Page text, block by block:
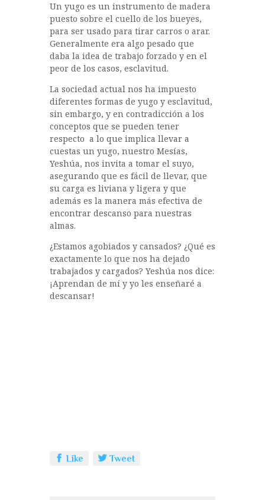
e
b
o
o
k
te
r
s
A
p
m
p
a
rt
ir
Un yugo es un instrumento de madera
puesto sobre el cuello de los bueyes,
para ser usado para tirar carros o arar.
Generalmente era algo pesado que
daba la idea de trabajo forzado y en el
peor de los casos, esclavitud.
La sociedad actual nos ha impuesto
diferentes formas de yugo y esclavitud,
sin embargo, y en contradicción a los
conceptos que se pueden tener
respecto a lo que implica llevar a
cuestas un yugo, nuestro Mesías,
Yeshúa, nos invita a tomar el suyo,
asegurando que es fácil de llevar, que
su carga es liviana y ligera y que
además es la manera más efectiva de
encontrar descanso para nuestras
almas.
¿Estamos agobiados y cansados? ¿Qué es
exactamente lo que nos ha dejado
trabajados y cargados? Yeshúa nos dice:
¡Aprendan de mí y yo les enseñaré a
descansar!
Like Tweet